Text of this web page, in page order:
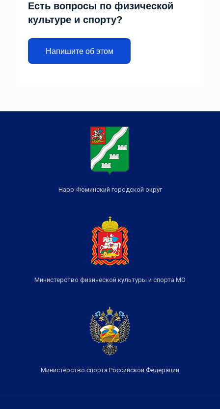
Есть вопросы по физической
культуре и спорту?
Напишите об этом
Наро-Фоминский городской округ
Министерство физической культуры и спорта МО
Министерство спорта Российской Федерации